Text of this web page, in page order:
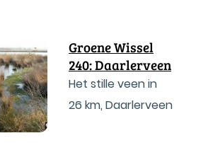
Groene Wissel
240: Daarlerveen
Het stille veen in
26 km, Daarlerveen